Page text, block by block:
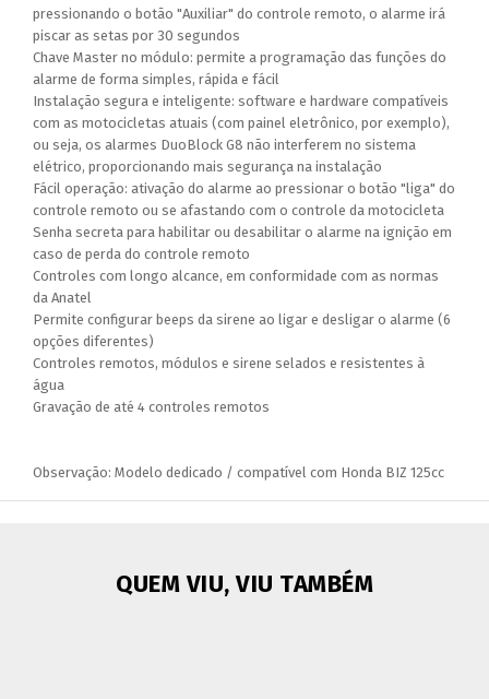
pressionando o botão "Auxiliar" do controle remoto, o alarme irá
piscar as setas por 30 segundos
Chave Master no módulo: permite a programação das funções do
alarme de forma simples, rápida e fácil
Instalação segura e inteligente: software e hardware compatíveis
com as motocicletas atuais (com painel eletrônico, por exemplo),
ou seja, os alarmes DuoBlock G8 não interferem no sistema
elétrico, proporcionando mais segurança na instalação
Fácil operação: ativação do alarme ao pressionar o botão "liga" do
controle remoto ou se afastando com o controle da motocicleta
Senha secreta para habilitar ou desabilitar o alarme na ignição em
caso de perda do controle remoto
Controles com longo alcance, em conformidade com as normas
da Anatel
Permite configurar beeps da sirene ao ligar e desligar o alarme (6
opções diferentes)
Controles remotos, módulos e sirene selados e resistentes à
água
Gravação de até 4 controles remotos
Observação: Modelo dedicado / compatível com Honda BIZ 125cc
QUEM VIU, VIU TAMBÉM